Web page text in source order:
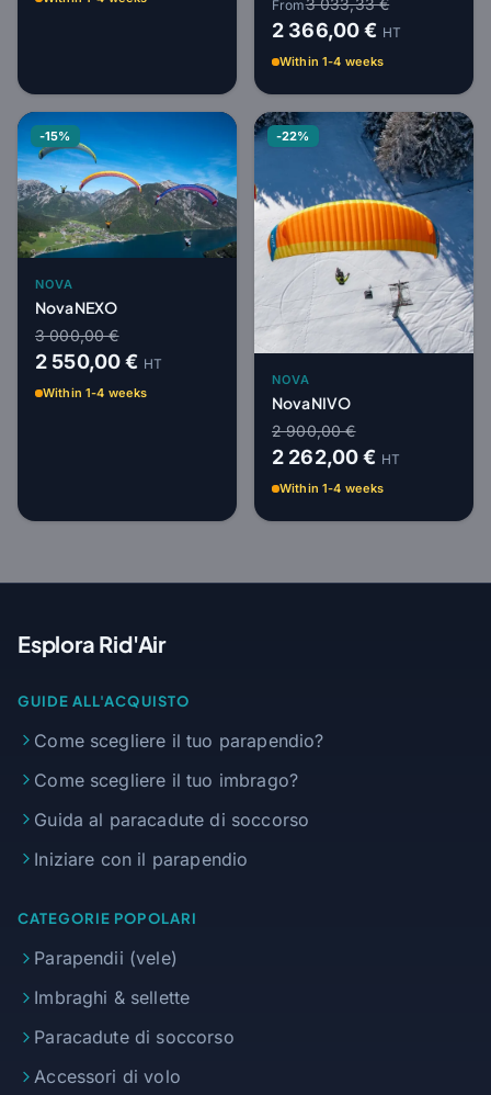
From
2 366,00 € HT
Within 1-4 weeks
-15%
NOVA
Nova NEXO
3 000,00 €
2 550,00 € HT
Within 1-4 weeks
-22%
NOVA
Nova NIVO
2 900,00 €
2 262,00 € HT
Within 1-4 weeks
Esplora Rid'Air
GUIDE ALL'ACQUISTO
Come scegliere il tuo parapendio?
Come scegliere il tuo imbrago?
Guida al paracadute di soccorso
Iniziare con il parapendio
CATEGORIE POPOLARI
Parapendii (vele)
Imbraghi & sellette
Paracadute di soccorso
Accessori di volo